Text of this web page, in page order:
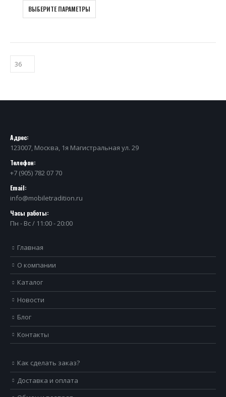
ВЫБЕРИТЕ ПАРАМЕТРЫ
Адрес:
123007, Москва, 1я Магистральная ул. 29
Телефон:
+7 (905) 782 07 70
Email:
info@mobiletradition.ru
Часы работы:
Пн - Вс / 11:00 - 20:00
Главная
О компании
Каталог
Новости
Блог
Контакты
Как сделать заказ?
Доставка и оплата